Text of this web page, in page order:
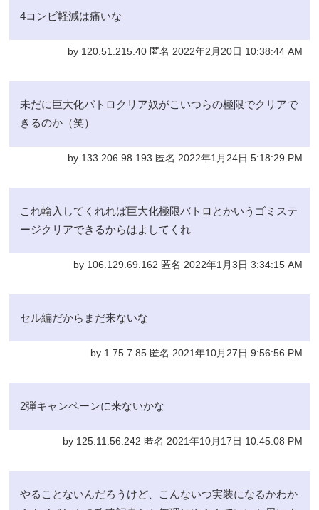
4コンビ軽減は痛いな
by 120.51.215.40 匿名 2022年2月20日 10:38:44 AM
未だに巨大化バトロクリア奴がこいつらの極限でクリアで
きるのか（笑）
by 133.206.98.193 匿名 2022年1月24日 5:18:29 PM
これ輸入してくれれば巨大化極限バトロとかいうゴミステ
ージクリアできるからはよしてくれ
by 106.129.69.162 匿名 2022年1月3日 3:34:15 AM
セル編だからまだ来ないな
by 1.75.7.85 匿名 2021年10月27日 9:56:56 PM
2弾キャンペーンに来ないかな
by 125.11.56.242 匿名 2021年10月17日 10:45:08 PM
やることないんだろうけど、こんないつ実装になるかわか